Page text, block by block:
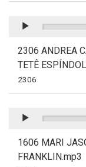
2306 ANDREA
TETÊ
2306
1606 MARI
FRANKLIN.mp3